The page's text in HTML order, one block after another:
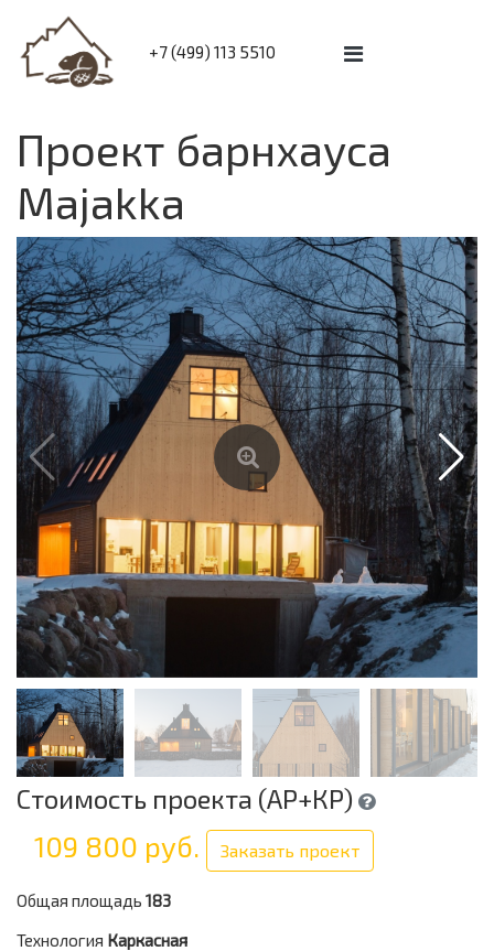
+7 (499) 113 5510
Проект барнхауса
Majakka
Стоимость проекта (АР+КР)
109 800 руб. Заказать проект
Общая площадь 183
Технология Каркасная